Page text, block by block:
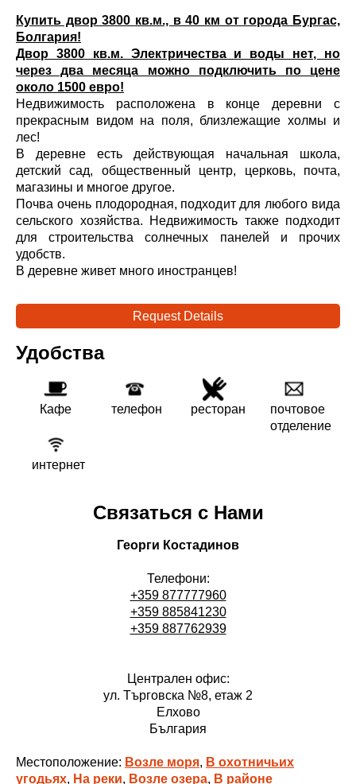
Купить двор 3800 кв.м., в 40 км от города Бургас,
Болгария!
Двор 3800 кв.м. Электричества и воды нет, но
через два месяца можно подключить по цене
около 1500 евро!
Недвижимость расположена в конце деревни с
прекрасным видом на поля, близлежащие холмы и
лес!
В деревне есть действующая начальная школа,
детский сад, общественный центр, церковь, почта,
магазины и многое другое.
Почва очень плодородная, подходит для любого вида
сельского хозяйства. Недвижимость также подходит
для строительства солнечных панелей и прочих
удобств.
В деревне живет много иностранцев!
Request Details
Удобства
Кафе телефон ресторан
почтовое
отделение
интернет
Связаться с Нами
Георги Костадинов
Телефони:
+359 877777960
+359 885841230
+359 887762939
Централен офис:
ул. Търговска №8, етаж 2
Елхово
България
Местоположение: Возле моря, В охотничьих
угодьях, На реки, Возле озера, В районе